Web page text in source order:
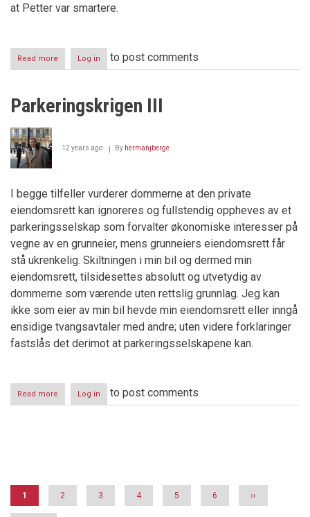
at Petter var smartere.
Read more about
DOMMER
–
NORTHUG
Log in to post comments
Parkeringskrigen III
12 years ago By hermanjberge
I begge tilfeller vurderer dommerne at den private
eiendomsrett kan ignoreres og fullstendig oppheves av et
parkeringsselskap som forvalter økonomiske interesser på
vegne av en grunneier, mens grunneiers eiendomsrett får
stå ukrenkelig. Skiltningen i min bil og dermed min
eiendomsrett, tilsidesettes absolutt og utvetydig av
dommerne som værende uten rettslig grunnlag. Jeg kan
ikke som eier av min bil hevde min eiendomsrett eller inngå
ensidige tvangsavtaler med andre; uten videre forklaringer
fastslås det derimot at parkeringsselskapene kan.
Read more about
Parkeringskrigen
Log in to post comments
Current
page
1 Page
2 Page
3 Page
4 Page
5 Page
6
Next
page
››